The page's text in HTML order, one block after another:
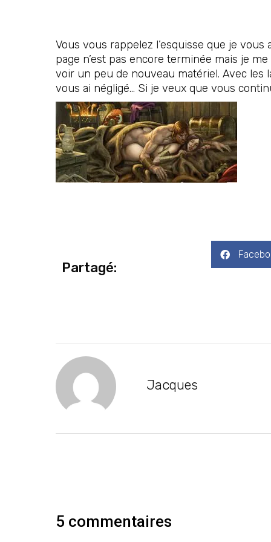
Vous vous rappelez l’esquisse que je
page n’est pas encore terminée mais je
voir un peu de nouveau matériel. Avec les
vous ai négligé… Si je veux que vous
Partagé:
Jacques
5 commentaires